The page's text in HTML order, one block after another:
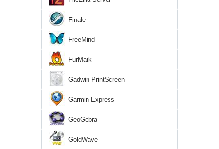
Finale
FreeMind
FurMark
Gadwin PrintScreen
Garmin Express
GeoGebra
GoldWave